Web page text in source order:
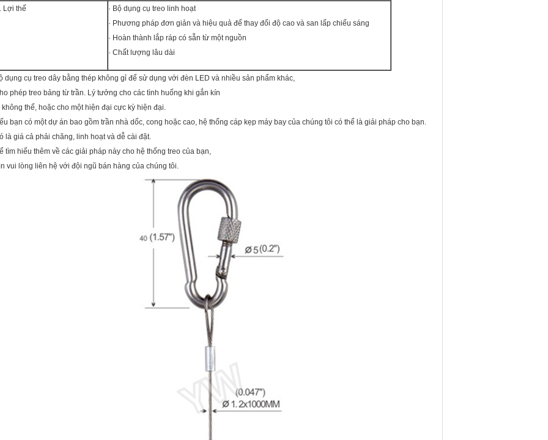
Lợi thế
· Bộ dụng cụ treo linh hoạt
· Phương pháp đơn giản và hiệu quả để thay đổi độ cao và san lấp chiếu sáng
· Hoàn thành lắp ráp có sẵn từ một nguồn
· Chất lượng lâu dài
dụng cụ treo dây bằng thép không gỉ để sử dụng với đèn LED và nhiều sản phẩm khác,
phép treo bảng từ trần. Lý tưởng cho các tình huống khi gắn kín
không thể, hoặc cho một hiện đại cực kỳ hiện đại.
bạn có một dự án bao gồm trần nhà dốc, cong hoặc cao, hệ thống cáp kẹp máy bay của chúng tôi có thể là giải pháp cho bạn.
là giá cả phải chăng, linh hoạt và dễ cài đặt.
tìm hiểu thêm về các giải pháp này cho hệ thống treo của bạn,
vui lòng liên hệ với đội ngũ bán hàng của chúng tôi.